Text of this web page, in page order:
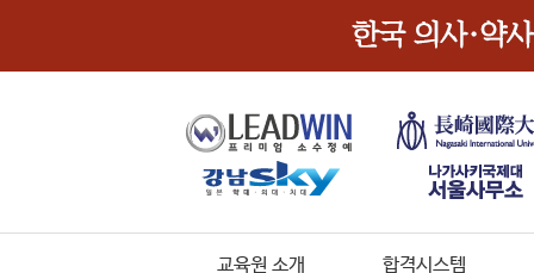
교육원 소개 합격시스템